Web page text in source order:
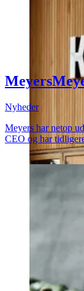
Meyers
Nyheder
Meyers har netop
CEO og har